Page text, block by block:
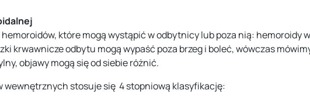
które mogą wystąpić w odbytnicy lub poza nią:
krwawnicze odbytu mogą wypaść poza brzeg i boleć, wówczas
objawy mogą się od siebie różnić.
wewnętrznych stosuje się 4 stopniową klasyfikację: